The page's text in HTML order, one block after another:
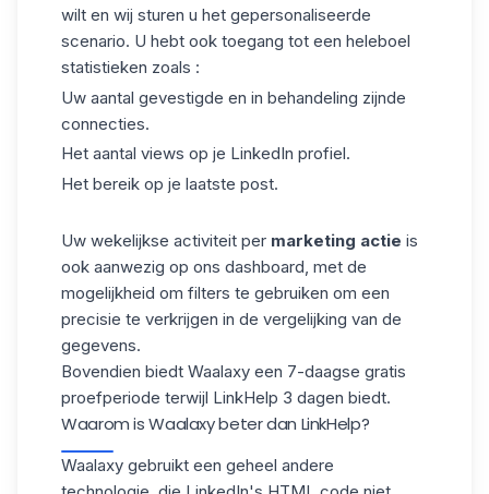
wilt en wij sturen u het gepersonaliseerde
scenario. U hebt ook toegang tot een heleboel
statistieken zoals :
Uw aantal gevestigde en in behandeling zijnde
connecties.
Het aantal views op je LinkedIn profiel.
Het bereik op je laatste post.
Uw wekelijkse activiteit per marketing actie is
ook aanwezig op ons dashboard, met de
mogelijkheid om filters te gebruiken om een
precisie te verkrijgen in de vergelijking van de
gegevens.
Bovendien biedt Waalaxy een 7-daagse gratis
proefperiode terwijl LinkHelp 3 dagen biedt.
Waarom is Waalaxy beter dan LinkHelp?
Waalaxy gebruikt een geheel andere